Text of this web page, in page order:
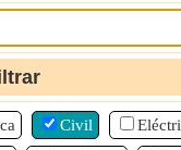
Civil